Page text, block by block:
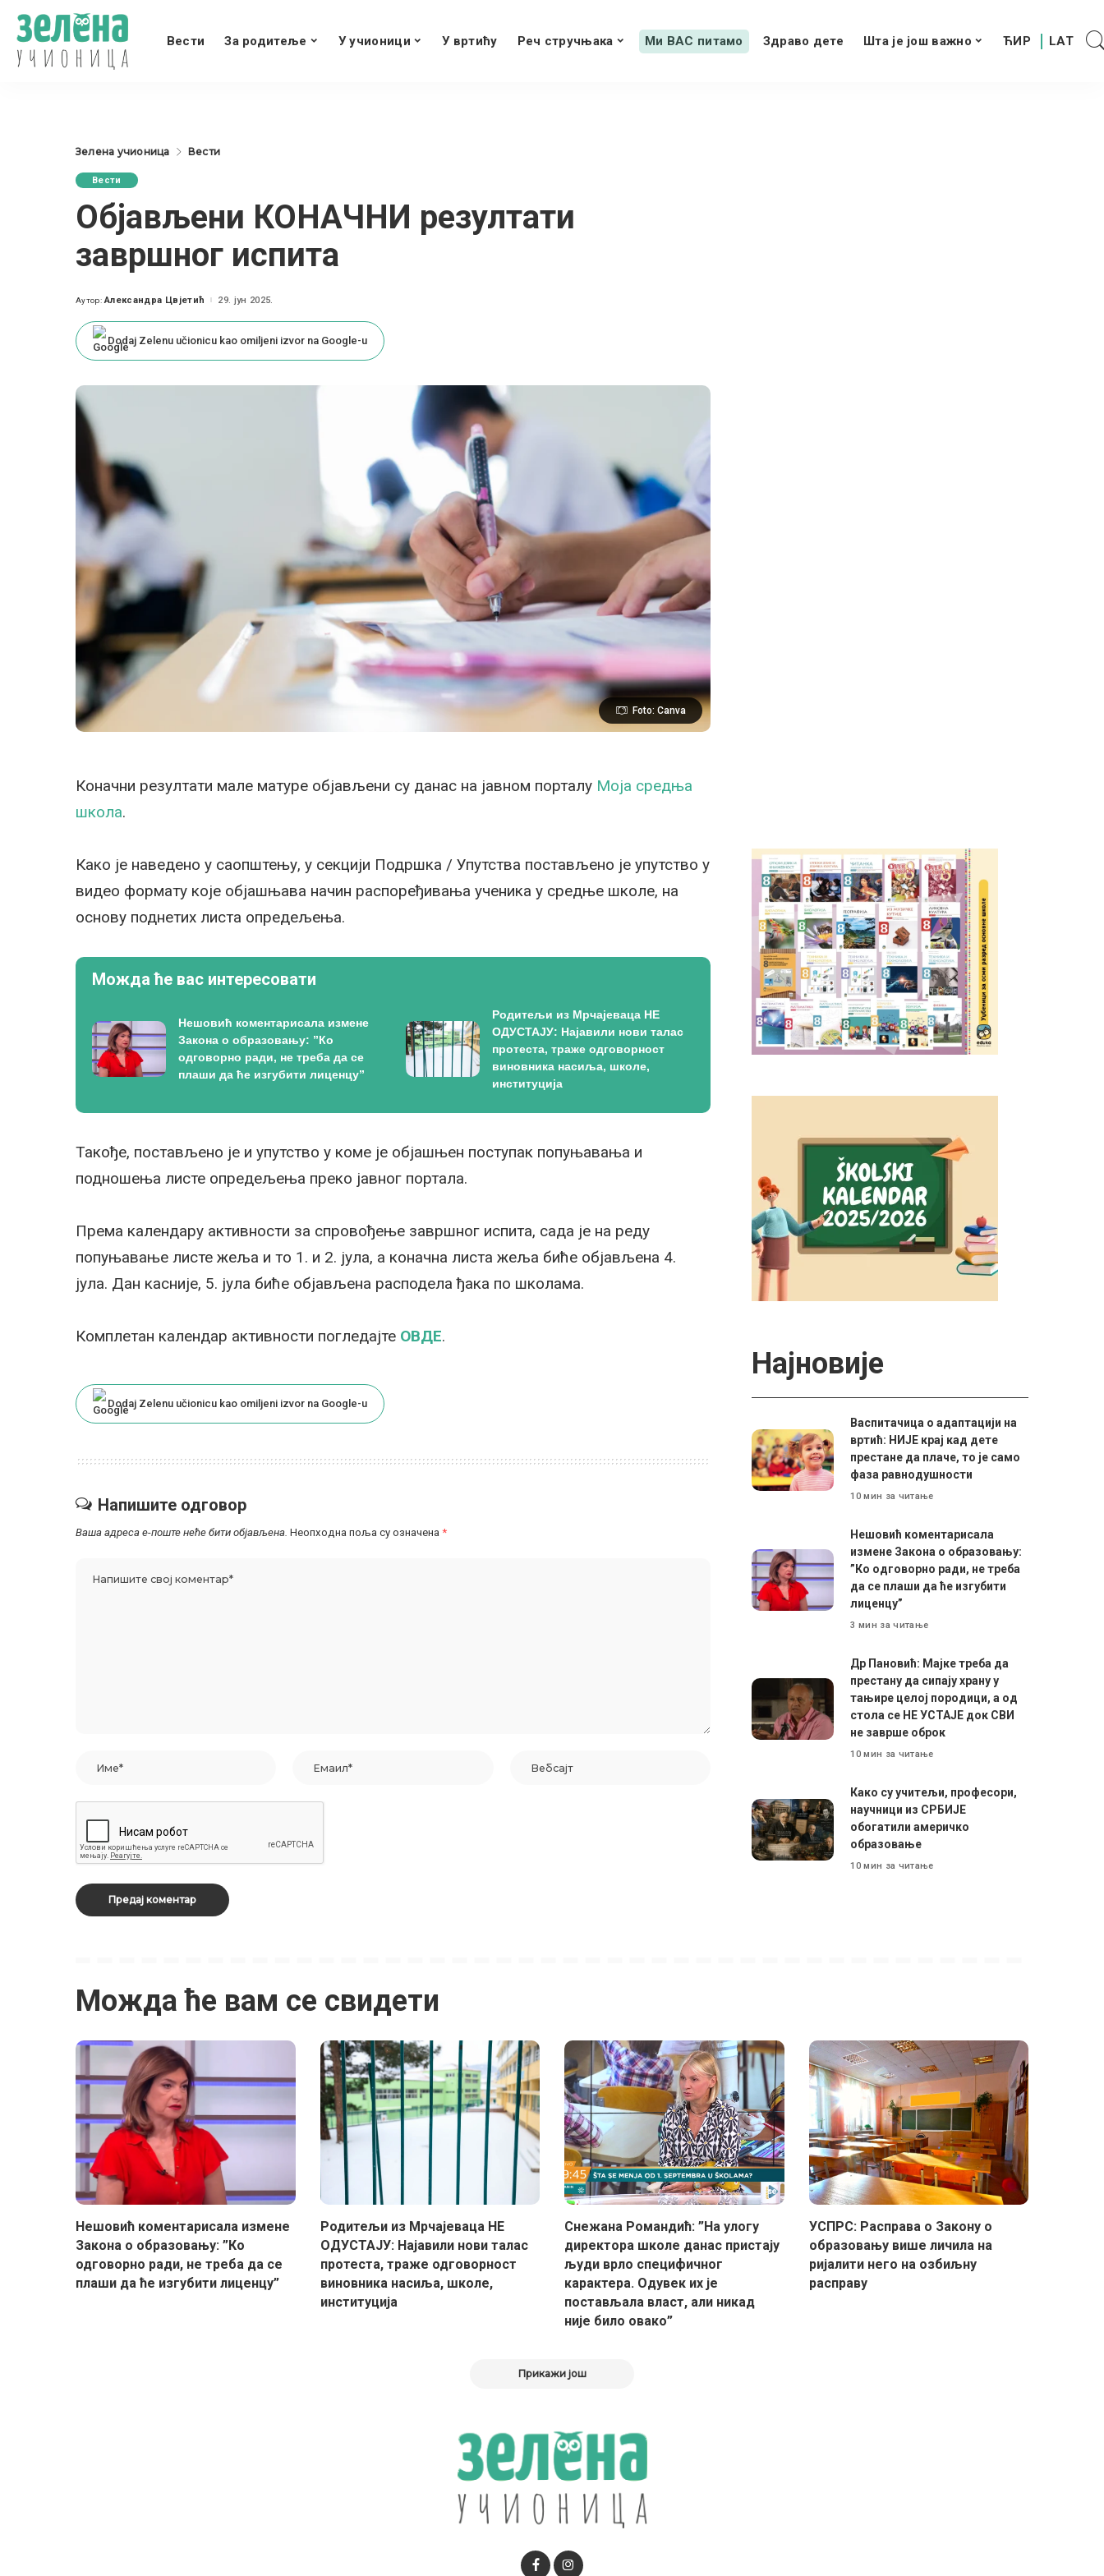
Вести За родитеље У учионици У вртићу Реч стручњака Ми ВАС питамо Здраво дете Шта је још важно
Зелена учионица Вести
Вести
Објављени КОНАЧНИ резултати
завршног испита
Posted
Аутор: Александра Цвјетић 29. јун 2025.
Dodaj Zelenu učionicu kao omiljeni izvor na Google-u
Foto: Canva
Коначни резултати мале матуре објављени су данас на јавном порталу Моја средња
школа.
Како је наведено у саопштењу, у секцији Подршка / Упутства постављено је упутство у
видео формату које објашњава начин распоређивања ученика у средње школе, на
основу поднетих листа опредељења.
Можда ће вас интересовати
Нешовић коментарисала измене
Закона о образовању: ”Ко
одговорно ради, не треба да се
плаши да ће изгубити лиценцу”
Родитељи из Мрчајеваца НЕ
ОДУСТАЈУ: Најавили нови талас
протеста, траже одговорност
виновника насиља, школе,
институција
Такође, постављено је и упутство у коме је објашњен поступак попуњавања и
подношења листе опредељења преко јавног портала.
Према календару активности за спровођење завршног испита, сада је на реду
попуњавање листе жеља и то 1. и 2. јула, а коначна листа жеља биће објављена 4.
јула. Дан касније, 5. јула биће објављена расподела ђака по школама.
Комплетан календар активности погледајте ОВДЕ.
Dodaj Zelenu učionicu kao omiljeni izvor na Google-u
Напишите одговор
Ваша адреса е-поште неће бити објављена. Неопходна поља су означена *
Најновије
Васпитачица о адаптацији на
вртић: НИЈЕ крај кад дете
престане да плаче, то је само
фаза равнодушности
10 мин за читање
Нешовић коментарисала
измене Закона о образовању:
”Ко одговорно ради, не треба
да се плаши да ће изгубити
лиценцу”
3 мин за читање
Др Пановић: Мајке треба да
престану да сипају храну у
тањире целој породици, а од
стола се НЕ УСТАЈЕ док СВИ
не заврше оброк
10 мин за читање
Како су учитељи, професори,
научници из СРБИЈЕ
обогатили америчко
образовање
10 мин за читање
Можда ће вам се свидети
Нешовић коментарисала измене
Закона о образовању: ”Ко
одговорно ради, не треба да се
плаши да ће изгубити лиценцу”
Родитељи из Мрчајеваца НЕ
ОДУСТАЈУ: Најавили нови талас
протеста, траже одговорност
виновника насиља, школе,
институција
Снежана Романдић: ”На улогу
директора школе данас пристају
људи врло специфичног
карактера. Одувек их је
постављала власт, али никад
није било овако”
УСПРС: Расправа о Закону о
образовању више личила на
ријалити него на озбиљну
расправу
Прикажи још